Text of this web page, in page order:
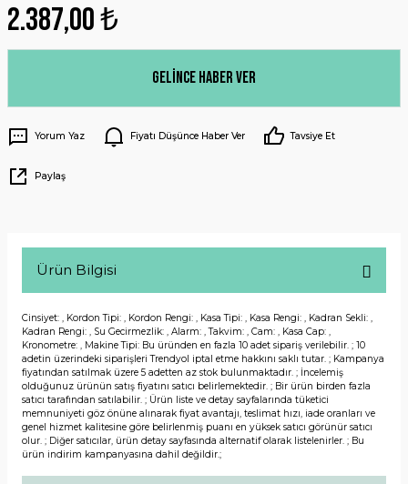
2.387,00 ₺
Gelince Haber Ver
Yorum Yaz Fiyatı Düşünce Haber Ver Tavsiye Et
Paylaş
Ürün Bilgisi
Cinsiyet: , Kordon Tipi: , Kordon Rengi: , Kasa Tipi: , Kasa Rengi: , Kadran Sekli: ,
Kadran Rengi: , Su Gecirmezlik: , Alarm: , Takvim: , Cam: , Kasa Cap: ,
Kronometre: , Makine Tipi: Bu üründen en fazla 10 adet sipariş verilebilir. ; 10
adetin üzerindeki siparişleri Trendyol iptal etme hakkını saklı tutar. ; Kampanya
fiyatından satılmak üzere 5 adetten az stok bulunmaktadır. ; İncelemiş
olduğunuz ürünün satış fiyatını satıcı belirlemektedir. ; Bir ürün birden fazla
satıcı tarafından satılabilir. ; Ürün liste ve detay sayfalarında tüketici
memnuniyeti göz önüne alınarak fiyat avantajı, teslimat hızı, iade oranları ve
genel hizmet kalitesine göre belirlenmiş puanı en yüksek satıcı görünür satıcı
olur. ; Diğer satıcılar, ürün detay sayfasında alternatif olarak listelenirler. ; Bu
ürün indirim kampanyasına dahil değildir.;